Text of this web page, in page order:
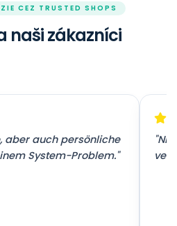
CEZ TRUSTED SHOPS
naši zákazníci
aber auch persönliche
System-Problem."